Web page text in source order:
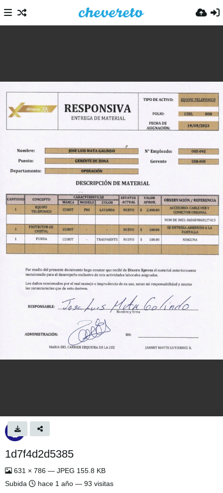
1d7f4d2d5385
631 × 786 — JPEG 155.8 KB
Subida
hace 1 año — 93 visitas